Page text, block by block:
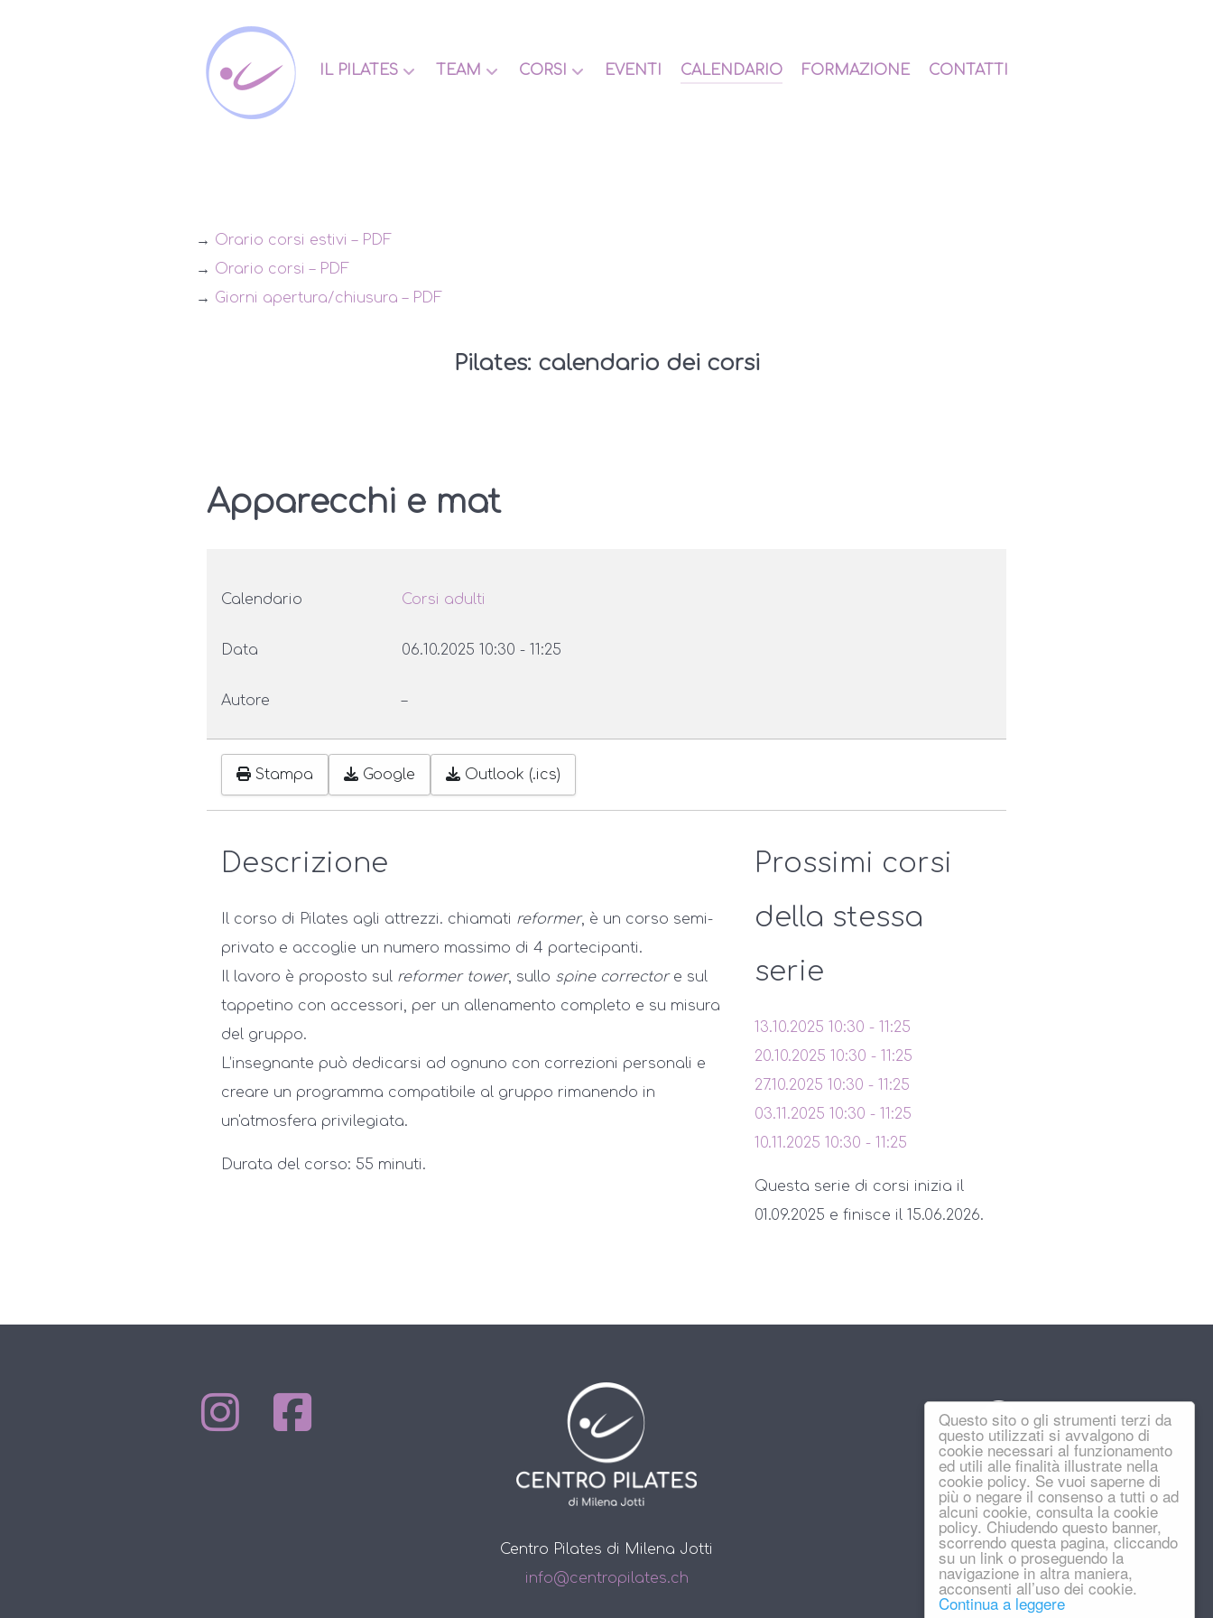
Questo sito o gli strumenti terzi da
questo utilizzati si avvalgono di
cookie necessari al funzionamento
ed utili alle finalità illustrate nella
cookie policy. Se vuoi saperne di
più o negare il consenso a tutti o ad
alcuni cookie, consulta la cookie
policy. Chiudendo questo banner,
scorrendo questa pagina, cliccando
su un link o proseguendo la
navigazione in altra maniera,
acconsenti all’uso dei cookie.
Continua a leggere
IL PILATES TEAM CORSI EVENTI CALENDARIO FORMAZIONE CONTATTI
→ Orario corsi estivi – PDF
→ Orario corsi – PDF
→ Giorni apertura/chiusura – PDF
Pilates: calendario dei corsi
Apparecchi e mat
Calendario Corsi adulti
Data 06.10.2025 10:30 - 11:25
Autore –
Stampa Google Outlook (.ics)
Descrizione
Il corso di Pilates agli attrezzi. chiamati reformer, è un corso semi-
privato e accoglie un numero massimo di 4 partecipanti.
Il lavoro è proposto sul reformer tower, sullo spine correctore sul
tappetino con accessori, per un allenamento completo e su misura
del gruppo.
L’insegnante può dedicarsi ad ognuno con correzioni personali e
creare un programma compatibile al gruppo rimanendo in
un'atmosfera privilegiata.
Durata del corso: 55 minuti.
Prossimi corsi
della stessa
serie
13.10.2025 10:30 - 11:25
20.10.2025 10:30 - 11:25
27.10.2025 10:30 - 11:25
03.11.2025 10:30 - 11:25
10.11.2025 10:30 - 11:25
Questa serie di corsi inizia il
01.09.2025 e finisce il 15.06.2026.
Centro Pilates di Milena Jotti
info@centropilates.ch